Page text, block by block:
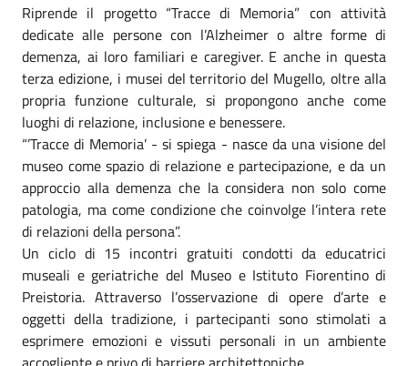
Riprende il progetto “Tracce di Memoria” con attività
dedicate alle persone con l’Alzheimer o altre forme di
demenza, ai loro familiari e caregiver. E anche in questa
terza edizione, i musei del territorio del Mugello, oltre alla
propria funzione culturale, si propongono anche come
luoghi di relazione, inclusione e benessere.
“’Tracce di Memoria’ - si spiega - nasce da una visione del
museo come spazio di relazione e partecipazione, e da un
approccio alla demenza che la considera non solo come
patologia, ma come condizione che coinvolge l’intera rete
di relazioni della persona”.
Un ciclo di 15 incontri gratuiti condotti da educatrici
museali e geriatriche del Museo e Istituto Fiorentino di
Preistoria. Attraverso l’osservazione di opere d’arte e
oggetti della tradizione, i partecipanti sono stimolati a
esprimere emozioni e vissuti personali in un ambiente